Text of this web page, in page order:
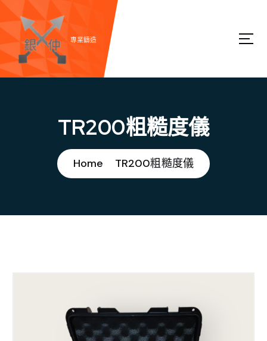
S
k
i
t
專業鑄造
TR200粗糙度儀
Home TR200粗糙度儀